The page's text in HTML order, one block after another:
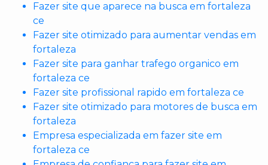
Fazer site que aparece na busca em fortaleza
ce
Fazer site otimizado para aumentar vendas em
fortaleza
Fazer site para ganhar trafego organico em
fortaleza ce
Fazer site profissional rapido em fortaleza ce
Fazer site otimizado para motores de busca em
fortaleza
Empresa especializada em fazer site em
fortaleza ce